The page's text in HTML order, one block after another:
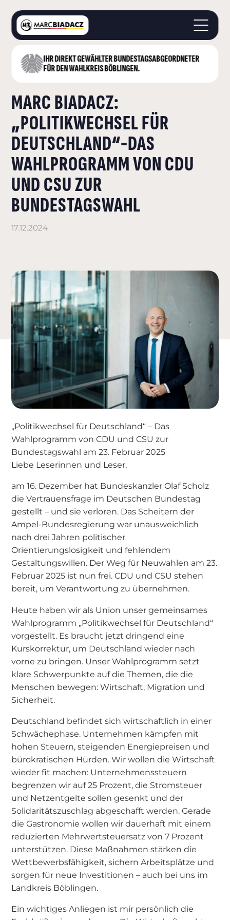
IHR DIREKT GEWÄHLTER BUNDESTAGS­ABGEORDNETER
FÜR DEN WAHLKREIS BÖBLINGEN.
STARTSEITE
LANDKREIS BÖBLINGEN
DEUTSCHER BUNDESTAG
AKTUELLES
KONTAKT
MARC BIADACZ:
„POLITIKWECHSEL FÜR
DEUTSCHLAND“-DAS
WAHLPROGRAMM VON CDU
UND CSU ZUR
BUNDESTAGSWAHL
17.12.2024
„Politikwechsel für Deutschland“ – Das
Wahlprogramm von CDU und CSU zur
Bundestagswahl am 23. Februar 2025
Liebe Leserinnen und Leser,
am 16. Dezember hat Bundeskanzler Olaf Scholz
die Vertrauensfrage im Deutschen Bundestag
gestellt – und sie verloren. Das Scheitern der
Ampel-Bundesregierung war unausweichlich
nach drei Jahren politischer
Orientierungslosigkeit und fehlendem
Gestaltungswillen. Der Weg für Neuwahlen am 23.
Februar 2025 ist nun frei. CDU und CSU stehen
bereit, um Verantwortung zu übernehmen.
Heute haben wir als Union unser gemeinsames
Wahlprogramm „Politikwechsel für Deutschland“
vorgestellt. Es braucht jetzt dringend eine
Kurskorrektur, um Deutschland wieder nach
vorne zu bringen. Unser Wahlprogramm setzt
klare Schwerpunkte auf die Themen, die die
Menschen bewegen: Wirtschaft, Migration und
Sicherheit.
Deutschland befindet sich wirtschaftlich in einer
Schwächephase. Unternehmen kämpfen mit
hohen Steuern, steigenden Energiepreisen und
bürokratischen Hürden. Wir wollen die Wirtschaft
wieder fit machen: Unternehmenssteuern
begrenzen wir auf 25 Prozent, die Stromsteuer
und Netzentgelte sollen gesenkt und der
Solidaritätszuschlag abgeschafft werden. Gerade
die Gastronomie wollen wir dauerhaft mit einem
reduzierten Mehrwertsteuersatz von 7 Prozent
unterstützen. Diese Maßnahmen stärken die
Wettbewerbsfähigkeit, sichern Arbeitsplätze und
sorgen für neue Investitionen – auch bei uns im
Landkreis Böblingen.
Ein wichtiges Anliegen ist mir persönlich die